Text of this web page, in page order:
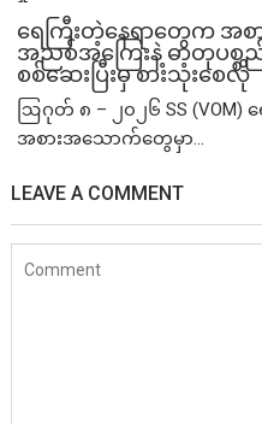
ရေကြီးတဲ့​နေရာ​တွေက အ
အညစ်အကြေးနဲ့ ဓာတုပစ္စ
စစ်ဆေးပြီးမှ စားသုံးစေလို
ဩဂုတ် ၈ – ၂၀၂၆ SS (VOM) ရ
အစားအသောက်တွေမှာ...
LEAVE A COMMENT